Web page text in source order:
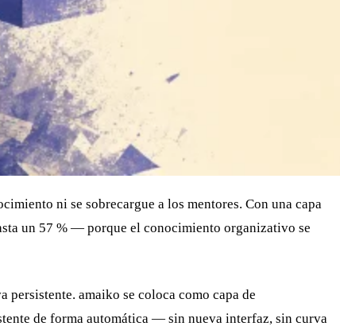
ni se sobrecargue a los mentores. Con una capa
un 57 % — porque el conocimiento organizativo se
persistente. amaiko se coloca como capa de
de forma automática — sin nueva interfaz, sin curva